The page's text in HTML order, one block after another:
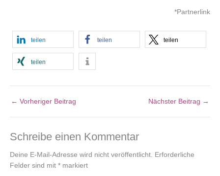
*Partnerlink
teilen teilen teilen
teilen
← Vorheriger Beitrag Nächster Beitrag →
Schreibe einen Kommentar
Deine E-Mail-Adresse wird nicht veröffentlicht. Erforderliche
Felder sind mit * markiert